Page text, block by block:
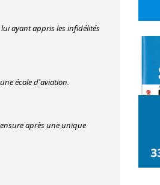
ayant appris les infidélités
école d'aviation.
après une unique